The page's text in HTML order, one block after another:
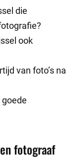
die
ook
van foto’s na
fotograaf